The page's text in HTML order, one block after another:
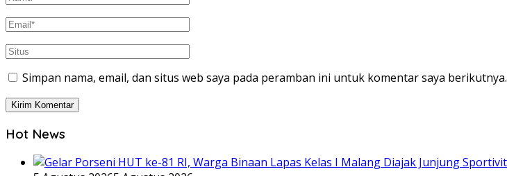
Simpan nama, email, dan situs web saya pada peramban ini untuk komentar saya berikutnya.
Hot News